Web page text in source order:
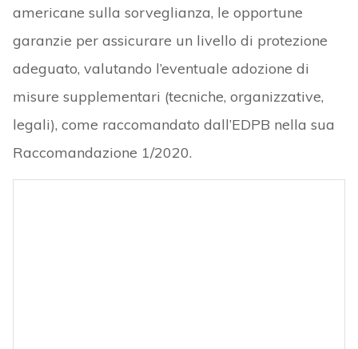
americane sulla sorveglianza, le opportune
garanzie per assicurare un livello di protezione
adeguato, valutando l’eventuale adozione di
misure supplementari (tecniche, organizzative,
legali), come raccomandato dall’EDPB nella sua
Raccomandazione 1/2020.